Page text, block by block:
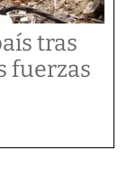
tras
fuerzas